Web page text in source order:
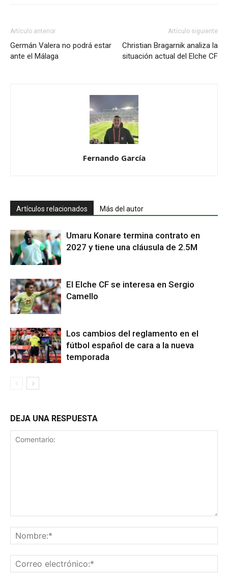
Artículo anterior
Germán Valera no podrá estar
ante el Málaga
Artículo siguiente
Christian Bragarnik analiza la
situación actual del Elche CF
Fernando García
Artículos relacionados Más del autor
Umaru Konare termina contrato en
2027 y tiene una cláusula de 2.5M
El Elche CF se interesa en Sergio
Camello
Los cambios del reglamento en el
fútbol español de cara a la nueva
temporada
DEJA UNA RESPUESTA